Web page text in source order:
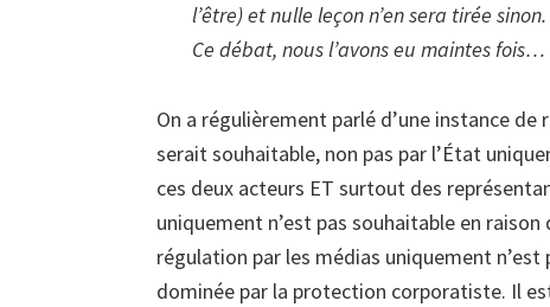
l’être) et nulle leçon n’en sera tirée sinon.
Ce débat, nous l’avons eu maintes
On a régulièrement parlé d’une instance
serait souhaitable, non pas par l’État
ces deux acteurs ET surtout des
uniquement n’est pas souhaitable en
régulation par les médias uniquement
dominée par la protection corporatiste. Il